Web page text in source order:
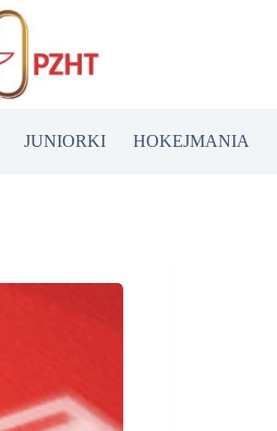
JUNIORKI HOKEJMANIA